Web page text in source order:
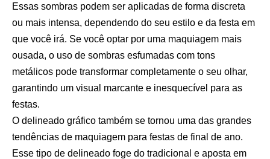
Essas sombras podem ser aplicadas de forma discreta
ou mais intensa, dependendo do seu estilo e da festa em
que você irá. Se você optar por uma maquiagem mais
ousada, o uso de sombras esfumadas com tons
metálicos pode transformar completamente o seu olhar,
garantindo um visual marcante e inesquecível para as
festas.
O delineado gráfico também se tornou uma das grandes
tendências de maquiagem para festas de final de ano.
Esse tipo de delineado foge do tradicional e aposta em